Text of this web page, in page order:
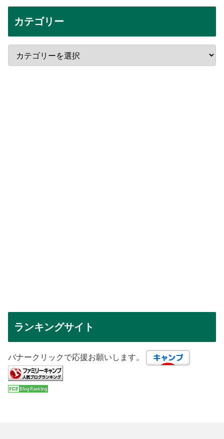
カテゴリー
ランキングサイト
バナークリックで応援お願いします。